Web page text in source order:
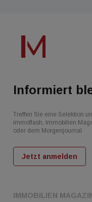
IMMOBILIEN
Informiert
Treffen Sie eine Selektion
immoflash, Immobilien
oder dem Morgenjournal
Jetzt anmelden